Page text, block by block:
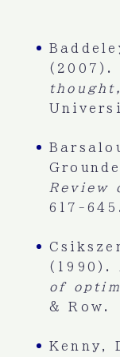
(2007).
Review
617-645.
(1990).
of
& Row.
Kenny,